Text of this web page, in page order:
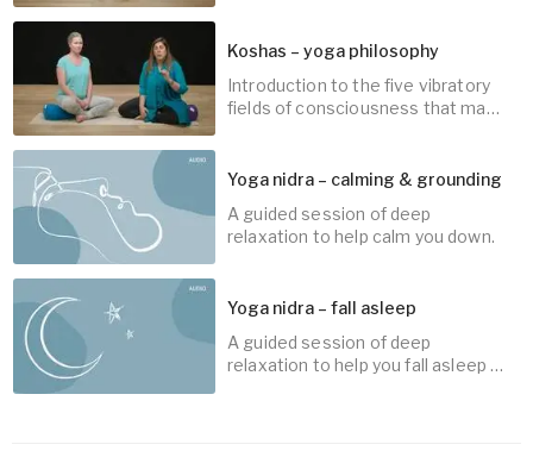
30min
Koshas – yoga philosophy
Introduction to the five vibratory
fields of consciousness that make
Yoga nidra – calming & grounding
A guided session of deep
relaxation to help calm you down.
Yoga nidra – fall asleep
A guided session of deep
relaxation to help you fall asleep at